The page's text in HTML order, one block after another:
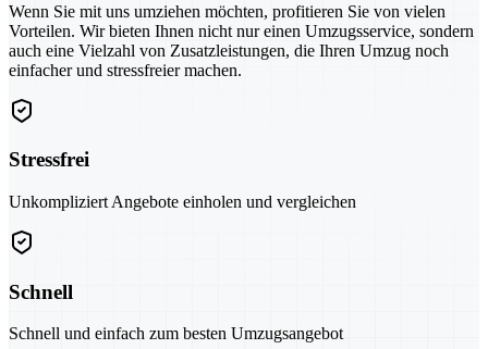
Wenn Sie mit uns umziehen möchten, profitieren Sie von vielen
Vorteilen. Wir bieten Ihnen nicht nur einen Umzugsservice, sondern
auch eine Vielzahl von Zusatzleistungen, die Ihren Umzug noch
einfacher und stressfreier machen.
Stressfrei
Unkompliziert Angebote einholen und vergleichen
Schnell
Schnell und einfach zum besten Umzugsangebot